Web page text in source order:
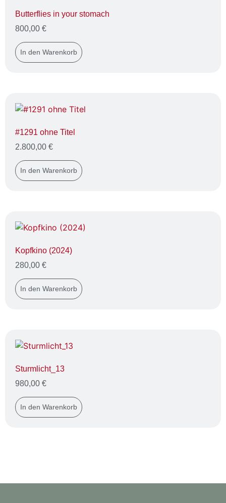
Butterflies in your stomach
800,00 €
In den Warenkorb
#1291 ohne Titel
2.800,00 €
In den Warenkorb
Kopfkino (2024)
280,00 €
In den Warenkorb
Sturmlicht_13
980,00 €
In den Warenkorb